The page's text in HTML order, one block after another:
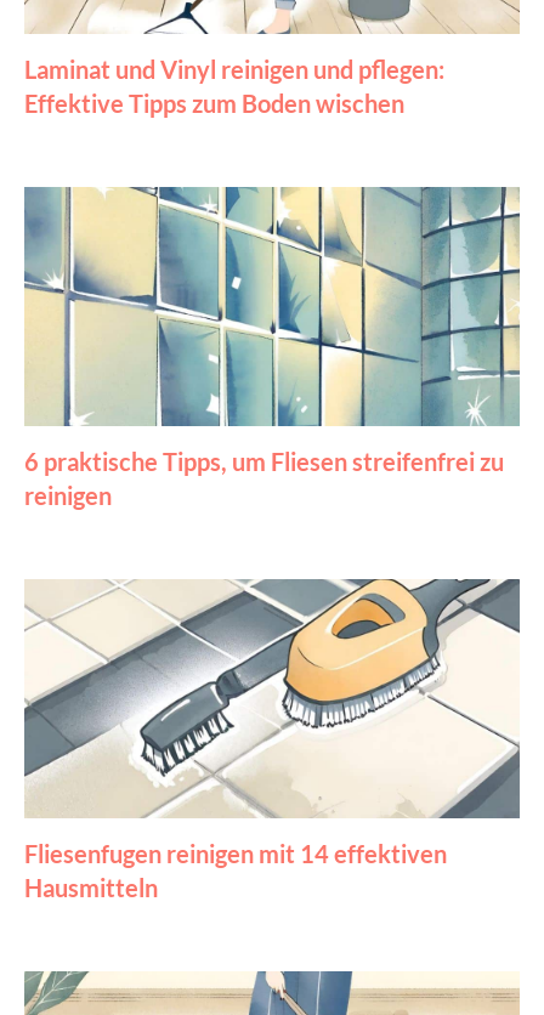
Laminat und Vinyl reinigen und pflegen:
Effektive Tipps zum Boden wischen
6 praktische Tipps, um Fliesen streifenfrei zu
reinigen
Fliesenfugen reinigen mit 14 effektiven
Hausmitteln